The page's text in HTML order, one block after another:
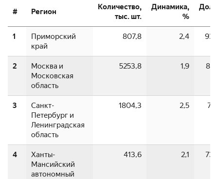
# Регион
Количество,
тыс. шт.
Динамика,
%
1
Приморский
край
807,8 2,4
2
Москва и
Московская
область
5253,8 1,9
3
Санкт-
Петербург и
Ленинградская
область
1804,3 2,5
4
Ханты-
Мансийский
автономный
413,6 2,1